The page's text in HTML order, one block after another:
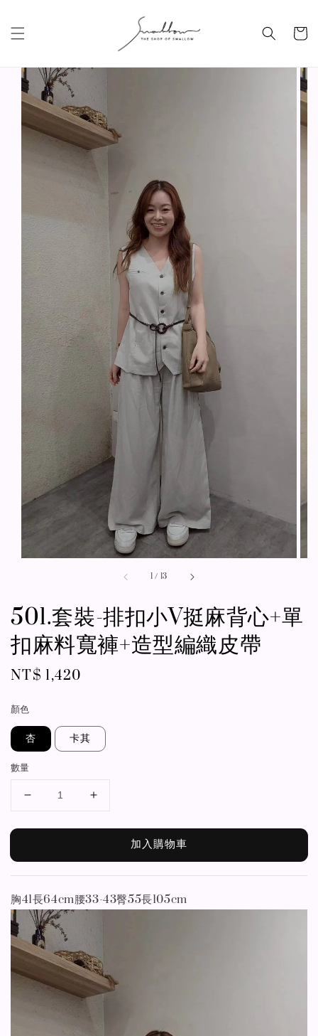
1 / 13
501.套裝-排扣小V挺麻背心+單
扣麻料寬褲+造型編織皮帶
Regular
NT$ 1,420
顏色
杏 卡其
數量
加入購物車
胸41長64cm腰33-43臀55長105cm